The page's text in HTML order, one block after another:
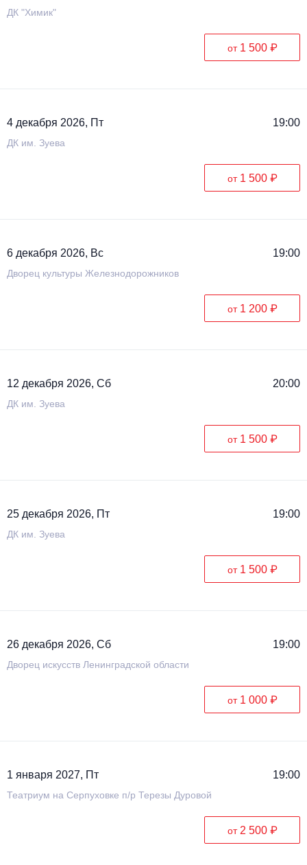
ДК "Химик"
от 1 500 ₽
4 декабря 2026, Пт 19:00
ДК им. Зуева
от 1 500 ₽
6 декабря 2026, Вс 19:00
Дворец культуры Железнодорожников
от 1 200 ₽
12 декабря 2026, Сб 20:00
ДК им. Зуева
от 1 500 ₽
25 декабря 2026, Пт 19:00
ДК им. Зуева
от 1 500 ₽
26 декабря 2026, Сб 19:00
Дворец искусств Ленинградской области
от 1 000 ₽
1 января 2027, Пт 19:00
Театриум на Серпуховке п/р Терезы Дуровой
от 2 500 ₽